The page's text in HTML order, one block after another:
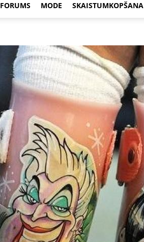
FORUMS MODE SKAISTUMKOPŠANA